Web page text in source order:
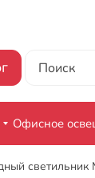
Офисное